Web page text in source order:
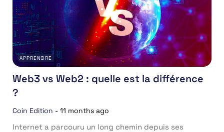
APPRENDRE
Web3 vs Web2 : quelle est la différence
?
Coin Edition - 11 months ago
Internet a parcouru un long chemin depuis ses